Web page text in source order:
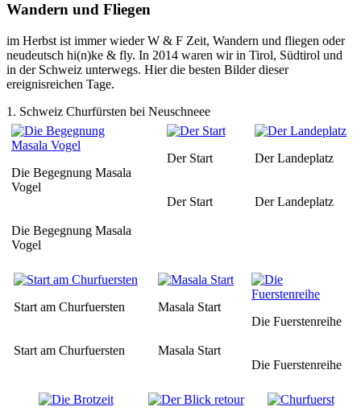
Wandern und Fliegen
im Herbst ist immer wieder W & F Zeit, Wandern und fliegen oder
neudeutsch hi(n)ke & fly. In 2014 waren wir in Tirol, Südtirol und
in der Schweiz unterwegs. Hier die besten Bilder dieser
ereignisreichen Tage.
1. Schweiz Churfürsten bei Neuschneee
Die Begegnung Masala
Vogel
Die Begegnung Masala
Vogel
Der Start
Der Start
Der Landeplatz
Der Landeplatz
Start am Churfuersten
Start am Churfuersten
Masala Start
Masala Start
Die Fuerstenreihe
Die Fuerstenreihe